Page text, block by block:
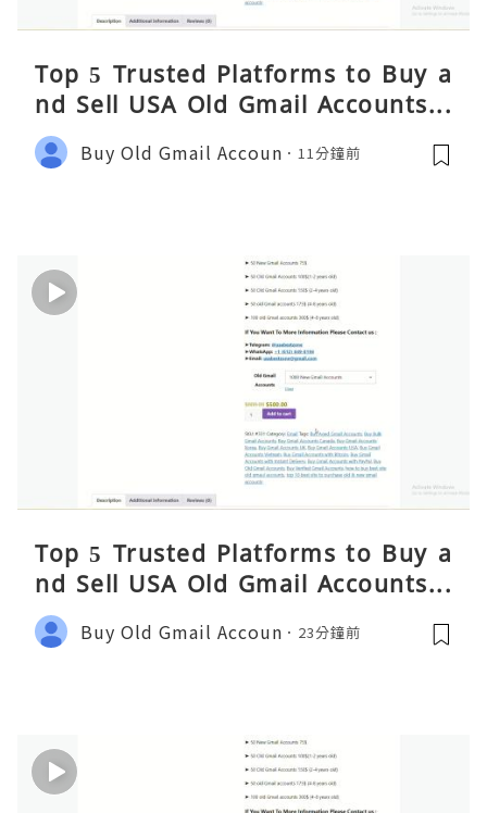
Top 5 Trusted Platforms to Buy a
nd Sell USA Old Gmail Accounts S
afely 2026
Buy Old Gmail Accoun 11分鐘前
Top 5 Trusted Platforms to Buy a
nd Sell USA Old Gmail Accounts S
afely 2026
Buy Old Gmail Accoun 23分鐘前